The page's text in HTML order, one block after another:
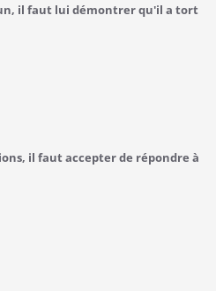
il faut lui démontrer qu'il a tort
il faut accepter de répondre à